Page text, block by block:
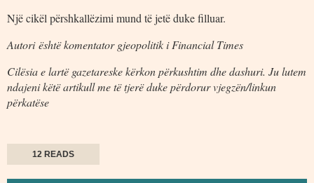
Një cikël përshkallëzimi mund të jetë duke filluar.
Autori është komentator gjeopolitik i Financial Times
Cilësia e lartë gazetareske kërkon përkushtim dhe dashuri. Ju lutem
ndajeni këtë artikull me të tjerë duke përdorur vjegzën/linkun
përkatëse
12 READS